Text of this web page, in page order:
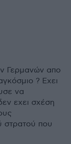
Γερμανών απο
? Εχει
να
εχει σχέση
στρατού που